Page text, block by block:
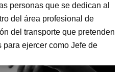
personas que se dedican al
del área profesional de
del transporte que pretenden
ejercer como Jefe de